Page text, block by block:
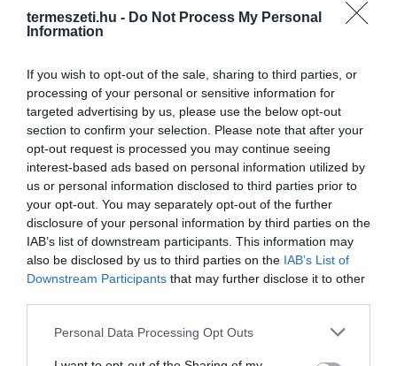
termeszeti.hu - Do Not Process My Personal
Information
If you wish to opt-out of the sale, sharing to third parties, or
processing of your personal or sensitive information for
targeted advertising by us, please use the below opt-out
section to confirm your selection. Please note that after your
opt-out request is processed you may continue seeing
interest-based ads based on personal information utilized by
us or personal information disclosed to third parties prior to
your opt-out. You may separately opt-out of the further
disclosure of your personal information by third parties on the
IAB’s list of downstream participants. This information may
also be disclosed by us to third parties on the IAB’s List of
Downstream Participants that may further disclose it to other
Please note that this website/app uses one or more Google
Personal Data Processing Opt Outs
A VILÁG LEGFORGALMASABB GYALOGÁTKELŐJÉN 2500 EMBER
HASONLÓ ÉRDEKESSÉGEK
A KORALLZÁTONY NEM CSAK
KIRÁNDULÁS A